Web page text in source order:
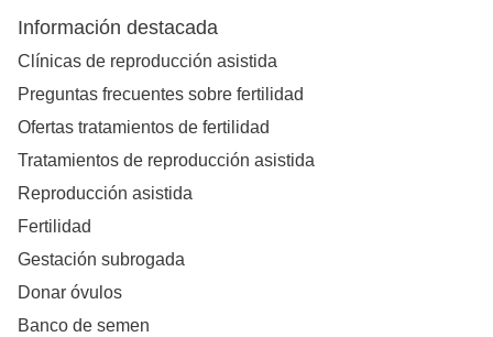
Información destacada
Clínicas de reproducción asistida
Preguntas frecuentes sobre fertilidad
Ofertas tratamientos de fertilidad
Tratamientos de reproducción asistida
Reproducción asistida
Fertilidad
Gestación subrogada
Donar óvulos
Banco de semen